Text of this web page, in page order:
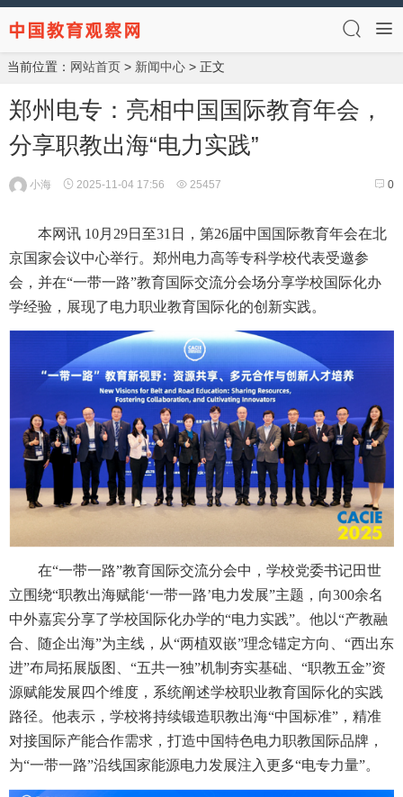
当前位置： 网站首页 > 新闻中心 > 正文
郑州电专：亮相中国国际教育年会，
分享职教出海“电力实践”
0
小海 2025-11-04 17:56 25457
本网讯 10月29日至31日，第26届中国国际教育年会在北
京国家会议中心举行。郑州电力高等专科学校代表受邀参
会，并在“一带一路”教育国际交流分会场分享学校国际化办
学经验，展现了电力职业教育国际化的创新实践。
在“一带一路”教育国际交流分会中，学校党委书记田世
立围绕“职教出海赋能‘一带一路’电力发展”主题，向300余名
中外嘉宾分享了学校国际化办学的“电力实践”。他以“产教融
合、随企出海”为主线，从“两植双嵌”理念锚定方向、“西出东
进”布局拓展版图、“五共一独”机制夯实基础、“职教五金”资
源赋能发展四个维度，系统阐述学校职业教育国际化的实践
路径。他表示，学校将持续锻造职教出海“中国标准”，精准
对接国际产能合作需求，打造中国特色电力职教国际品牌，
为“一带一路”沿线国家能源电力发展注入更多“电专力量”。